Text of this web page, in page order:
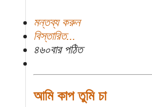
মন্তব্য করুন
বিস্তারিত...
৪৬০বার পঠিত
আমি কাপ তুমি চা